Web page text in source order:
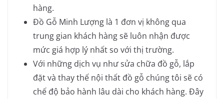
hàng.
Đồ Gỗ Minh Lượng là 1 đơn vị không qua
trung gian khách hàng sẽ luôn nhận được
mức giá hợp lý nhất so với thị trường.
Với những dịch vụ như sửa chữa đồ gỗ, lắp
đặt và thay thế nội thất đồ gỗ chúng tôi sẽ có
chế độ bảo hành lâu dài cho khách hàng. Đây